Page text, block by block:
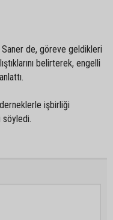
Saner de, göreve geldikleri
belirterek, engelli
işbirliği
söyledi.